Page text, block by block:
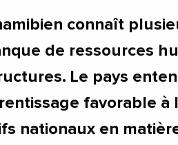
connaît
de ressources
Le pays
favorable à
nationaux en